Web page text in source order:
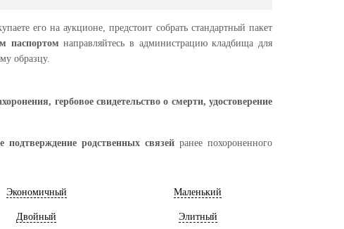
его на аукционе, предстоит собрать стандартный пакет
паспортом направляйтесь в администрацию кладбища для
образцу.
гербовое свидетельство о смерти, удостоверение
подтверждение родственных связейранее похороненного
Экономичный Маленький
Двойный Элитный